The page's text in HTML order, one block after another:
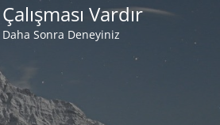
Vardır
Sonra Deneyiniz